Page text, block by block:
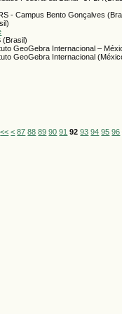
- Campus Bento Gonçalves
(Brasil)
GeoGebra Internacional –
GeoGebra Internacional
<< < 87 88 89 90 91 92 93 94 95 96